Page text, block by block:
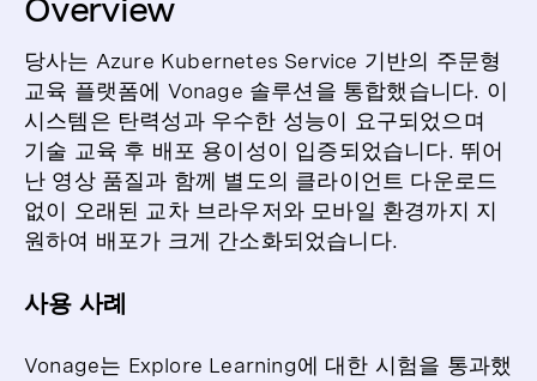
Overview
당사는 Azure Kubernetes Service 기반의 주문형
교육 플랫폼에 Vonage 솔루션을 통합했습니다. 이
시스템은 탄력성과 우수한 성능이 요구되었으며
기술 교육 후 배포 용이성이 입증되었습니다. 뛰어
난 영상 품질과 함께 별도의 클라이언트 다운로드
없이 오래된 교차 브라우저와 모바일 환경까지 지
원하여 배포가 크게 간소화되었습니다.
사용 사례
Vonage는 Explore Learning에 대한 시험을 통과했